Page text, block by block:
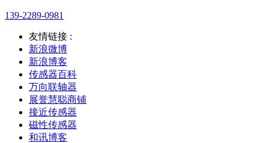
139-2289-0981
友情链接 :
新浪微博
新浪博客
传感器百科
万向联轴器
展誉慧聪商铺
接近传感器
磁性传感器
和讯博客